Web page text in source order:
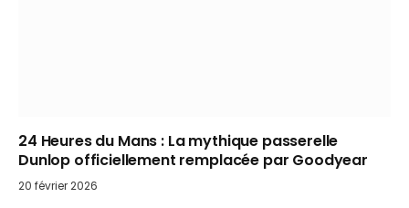
24 Heures du Mans : La mythique passerelle
Dunlop officiellement remplacée par Goodyear
20 février 2026